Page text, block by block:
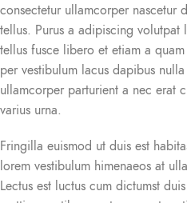
consectetur ullamcorper nascetur
tellus. Purus a adipiscing volutpat
tellus fusce libero et etiam a
per vestibulum lacus dapibus
ullamcorper parturient a nec erat
varius urna.
Fringilla euismod ut duis est
lorem vestibulum himenaeos at
Lectus est luctus cum dictumst